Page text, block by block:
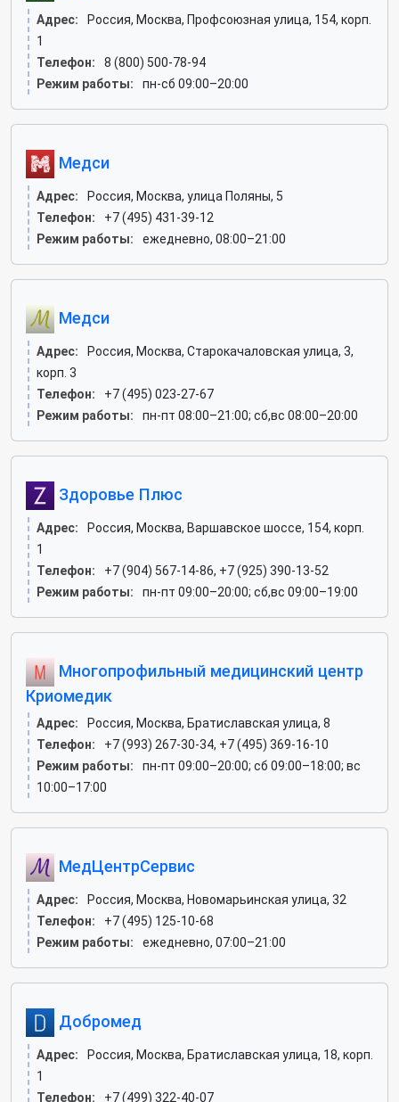
Адрес:
Россия, Москва, Профсоюзная улица, 154, корп.
1
Телефон:
8 (800) 500-78-94
Режим работы:
пн-сб 09:00–20:00
Медси
Адрес:
Россия, Москва, улица Поляны, 5
Телефон:
+7 (495) 431-39-12
Режим работы:
ежедневно, 08:00–21:00
Медси
Адрес:
Россия, Москва, Старокачаловская улица, 3,
корп. 3
Телефон:
+7 (495) 023-27-67
Режим работы:
пн-пт 08:00–21:00; сб,вс 08:00–20:00
Здоровье Плюс
Адрес:
Россия, Москва, Варшавское шоссе, 154, корп.
1
Телефон:
+7 (904) 567-14-86, +7 (925) 390-13-52
Режим работы:
пн-пт 09:00–20:00; сб,вс 09:00–19:00
Многопрофильный медицинский центр
Криомедик
Адрес:
Россия, Москва, Братиславская улица, 8
Телефон:
+7 (993) 267-30-34, +7 (495) 369-16-10
Режим работы:
пн-пт 09:00–20:00; сб 09:00–18:00; вс
10:00–17:00
МедЦентрСервис
Адрес:
Россия, Москва, Новомарьинская улица, 32
Телефон:
+7 (495) 125-10-68
Режим работы:
ежедневно, 07:00–21:00
Добромед
Адрес:
Россия, Москва, Братиславская улица, 18, корп.
1
Телефон:
+7 (499) 322-40-07